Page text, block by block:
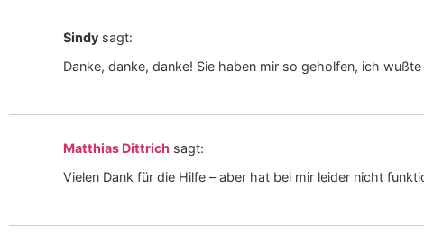
Sindy sagt:
Danke, danke, danke! Sie haben mir so geholfen, ich
Matthias Dittrich sagt:
Vielen Dank für die Hilfe – aber hat bei mir leider nicht